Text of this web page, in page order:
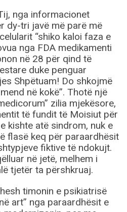
nga informacionet
dy-tri javë më parë më
“shiko kaloi faza e
nga FDA medikamenti
në 28 për qind të
duke penguar
Shpëtuam! Do shkojmë
në kokë”. Thotë një
zilia mjekësore,
të fundit të Moisiut për
kishte atë sindrom, nuk e
flasë keq për paraardhësit
fiktive të ndokujt.
në jetë, melhem i
tjetër ta përshkruaj.
timonin e psikiatrisë
art” nga paraardhësit e